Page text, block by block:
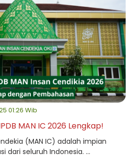
01:26 Wib
MAN IC 2026 Lengkap!
(MAN IC) adalah impian
dari seluruh Indonesia. ...